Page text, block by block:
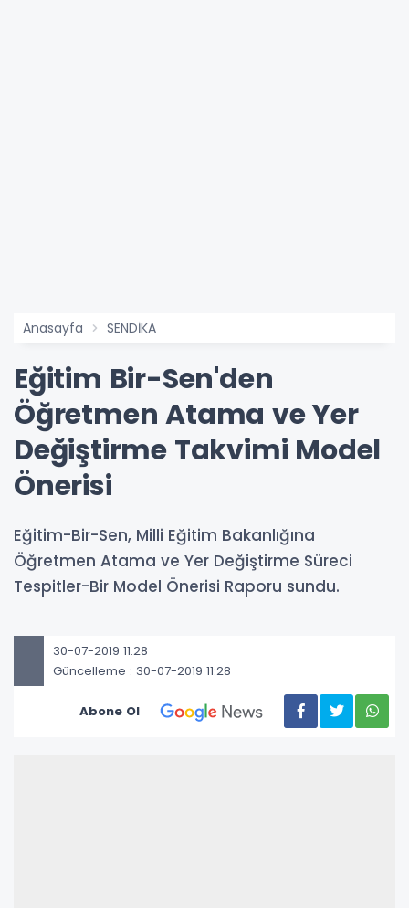
Anasayfa SENDİKA
Eğitim Bir-Sen'den
Öğretmen Atama ve Yer
Değiştirme Takvimi Model
Önerisi
Eğitim-Bir-Sen, Milli Eğitim Bakanlığına
Öğretmen Atama ve Yer Değiştirme Süreci
Tespitler-Bir Model Önerisi Raporu sundu.
30-07-2019 11:28
Güncelleme : 30-07-2019 11:28
Abone Ol